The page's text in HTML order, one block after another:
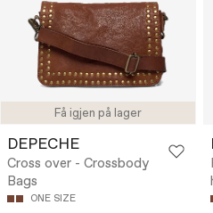
Få igjen på lager
DEPECHE
Cross over - Crossbody
Bags
ONE SIZE